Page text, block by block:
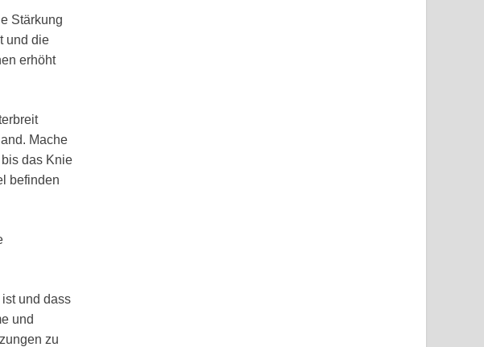
Stärkung
und die
erhöht
Mache
das Knie
befinden
und dass
und
zu